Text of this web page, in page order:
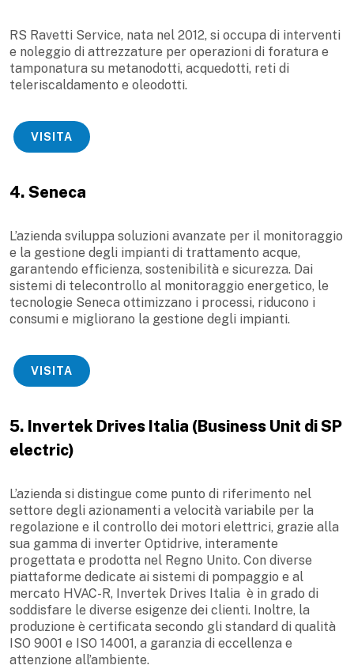
RS Ravetti Service, nata nel 2012, si occupa di interventi
e noleggio di attrezzature per operazioni di foratura e
tamponatura su metanodotti, acquedotti, reti di
teleriscaldamento e oleodotti.
VISITA
4. Seneca
L’azienda sviluppa soluzioni avanzate per il monitoraggio
e la gestione degli impianti di trattamento acque,
garantendo efficienza, sostenibilità e sicurezza. Dai
sistemi di telecontrollo al monitoraggio energetico, le
tecnologie Seneca ottimizzano i processi, riducono i
consumi e migliorano la gestione degli impianti.
VISITA
5. Invertek Drives Italia (Business Unit di SP
electric)
L’azienda si distingue come punto di riferimento nel
settore degli azionamenti a velocità variabile per la
regolazione e il controllo dei motori elettrici, grazie alla
sua gamma di inverter Optidrive, interamente
progettata e prodotta nel Regno Unito. Con diverse
piattaforme dedicate ai sistemi di pompaggio e al
mercato HVAC-R, Invertek Drives Italia è in grado di
soddisfare le diverse esigenze dei clienti. Inoltre, la
produzione è certificata secondo gli standard di qualità
ISO 9001 e ISO 14001, a garanzia di eccellenza e
attenzione all’ambiente.